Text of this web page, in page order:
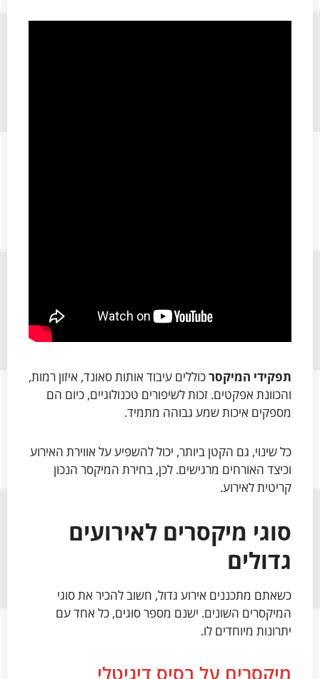
תפקידי המיקסרכוללים עיבוד אותות סאונד, איזון רמות,
והכוונת אפקטים. זכות לשיפורים טכנולוגיים, כיום הם
מספקים איכות שמע גבוהה מתמיד.
כל שינוי, גם הקטן ביותר, יכול להשפיע על אווירת האירוע
וכיצד האורחים מרגישים. לכן, בחירת המיקסר הנכון
קריטית לאירוע.
סוגי מיקסרים לאירועים
גדולים
כשאתם מתכננים אירוע גדול, חשוב להכיר את סוגי
המיקסרים השונים. ישנם מספר סוגים, כל אחד עם
יתרונות מיוחדים לו.
מיקסרים על בסיס דיגיטלי